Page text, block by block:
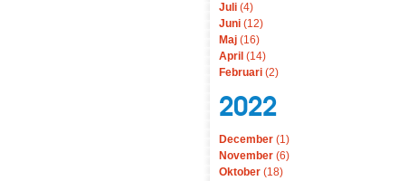
Juli (4)
Juni (12)
Maj (16)
April (14)
Februari (2)
2022
December (1)
November (6)
Oktober (18)